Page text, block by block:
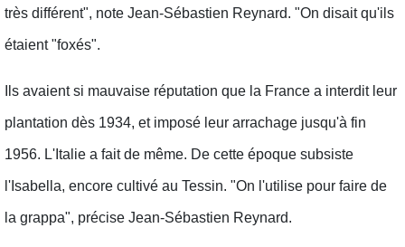
très différent", note Jean-Sébastien Reynard. "On disait qu'ils
étaient "foxés".
Ils avaient si mauvaise réputation que la France a interdit leur
plantation dès 1934, et imposé leur arrachage jusqu'à fin
1956. L'Italie a fait de même. De cette époque subsiste
l'Isabella, encore cultivé au Tessin. "On l'utilise pour faire de
la grappa", précise Jean-Sébastien Reynard.